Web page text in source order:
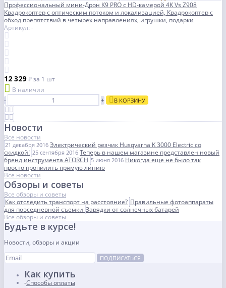
Профессиональный мини-Дрон K9 PRO с HD-камерой 4K Vs Z908
Квадрокоптер с оптическим потоком и локализацией, Квадрокоптер с
обход препятствий в четырех направлениях, игрушки, подарки
Артикул: -
12 329₽за 1 шт
В наличии
-
+ В КОРЗИНУ
Новости
Все новости
21 декабря 2016 Электрический резчик Husqvarna K 3000 Electric со
скидкой! 25 сентября 2016 Теперь в нашем магазине представлен новый
бренд инструмента ATORCH 5 июня 2016 Никогда еще не было так
просто пропилить прямую линию
Все новости
Обзоры и советы
Все обзоры и советы
Как отследить транспорт на расстояние? Правильные фотоаппараты
для повседневной съемки Зарядки от солнечных батарей
Все обзоры и советы
Будьте в курсе!
Новости, обзоры и акции
ПОДПИСАТЬСЯ
Как купить
Способы оплаты